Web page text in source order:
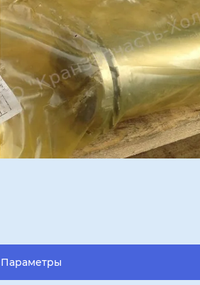
Параметры